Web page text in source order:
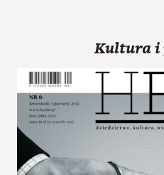
Kultura